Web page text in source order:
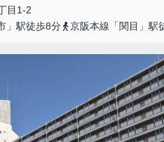
目1-2
」駅徒歩8分
京阪本線「関目」駅